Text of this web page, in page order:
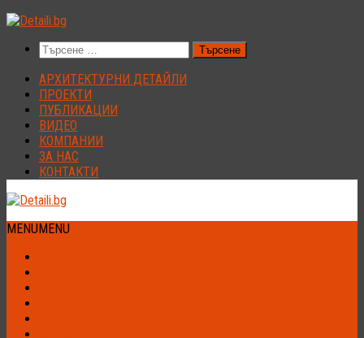
Към
Търсене
за:
АРХИТЕКТУРНИ ДЕТАЙЛИ
ПРОЕКТИ
ПУБЛИКАЦИИ
ВИДЕО
КОМПАНИИ
ЗА НАС
КОНТАКТИ
MENUMENU